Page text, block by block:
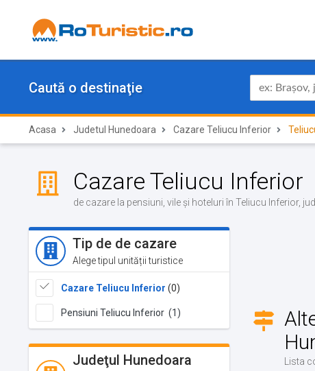
Caută o destinaţie
Acasa Judetul Hunedoara Cazare Teliucu Inferior
Cazare Teliucu Inferior
de cazare la pensiuni, vile și hoteluri în Teliucu Inferior,
Tip de de cazare
Alege tipul unității turistice
Cazare Teliucu Inferior (0)
Pensiuni Teliucu Inferior (1)
Judeţul Hunedoara Lista